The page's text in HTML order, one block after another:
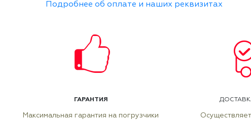
Подробнее об оплате и наших реквизитах
ГАРАНТИЯ
Максимальная гарантия на погрузчики